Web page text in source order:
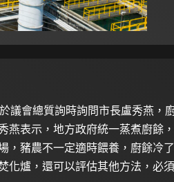
議會總質詢時詢問市長盧秀燕，
燕表示，地方政府統一蒸煮廚餘
，豬農不一定適時餵養，廚餘冷
化爐，還可以評估其他方法，必